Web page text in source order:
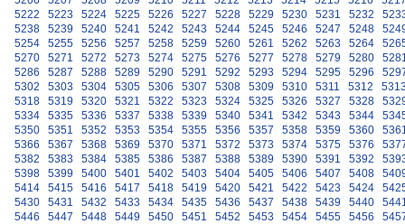
5222
5223 5224 5225 5226 5227 5228 5229 5230 5231 5232
5238
5239 5240 5241 5242 5243 5244 5245 5246 5247 5248
5254
5255 5256 5257 5258 5259 5260 5261 5262 5263 5264
5270
5271 5272 5273 5274 5275 5276 5277 5278 5279 5280
5286
5287 5288 5289 5290 5291 5292 5293 5294 5295 5296
5302
5303 5304 5305 5306 5307 5308 5309 5310 5311 5312
5318
5319 5320 5321 5322 5323 5324 5325 5326 5327 5328
5334
5335 5336 5337 5338 5339 5340 5341 5342 5343 5344
5350
5351 5352 5353 5354 5355 5356 5357 5358 5359 5360
5366
5367 5368 5369 5370 5371 5372 5373 5374 5375 5376
5382
5383 5384 5385 5386 5387 5388 5389 5390 5391 5392
5398
5399 5400 5401 5402 5403 5404 5405 5406 5407 5408
5414
5415 5416 5417 5418 5419 5420 5421 5422 5423 5424
5430
5431 5432 5433 5434 5435 5436 5437 5438 5439 5440
5446
5447 5448 5449 5450 5451 5452 5453 5454 5455 5456